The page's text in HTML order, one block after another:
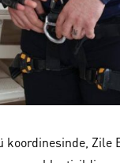
koordinesinde,